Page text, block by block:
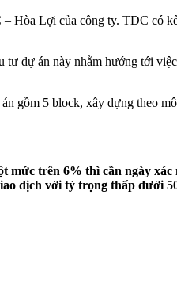
Hòa Lợi của công ty. TDC có
dự án này nhằm hướng tới
gồm 5 block, xây dựng theo
trên 6% thì cần ngày xác
dịch với tỷ trọng thấp dưới